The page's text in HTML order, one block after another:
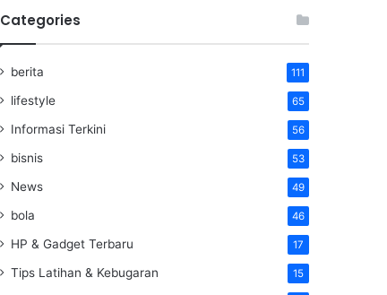
Categories
berita 111
lifestyle 65
Informasi Terkini 56
bisnis 53
News 49
bola 46
HP & Gadget Terbaru 17
Tips Latihan & Kebugaran 15